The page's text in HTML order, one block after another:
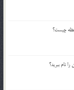
چيست؟
نام ببريد؟